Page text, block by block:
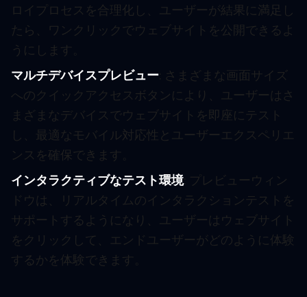
ロイプロセスを合理化し、ユーザーが結果に満足し
たら、ワンクリックでウェブサイトを公開できるよ
うにします。
マルチデバイスプレビュー: さまざまな画面サイズ
へのクイックアクセスボタンにより、ユーザーはさ
まざまなデバイスでウェブサイトを即座にテスト
し、最適なモバイル対応性とユーザーエクスペリエ
ンスを確保できます。
インタラクティブなテスト環境: プレビューウィン
ドウは、リアルタイムのインタラクションテストを
サポートするようになり、ユーザーはウェブサイト
をクリックして、エンドユーザーがどのように体験
するかを体験できます。